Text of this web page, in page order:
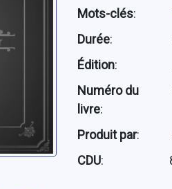
Mots-clés:
Durée:
Édition:
Numéro du
livre:
Produit par:
CDU: